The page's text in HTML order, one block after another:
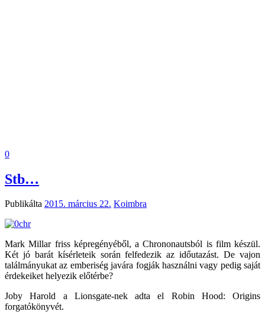
0
Stb…
Publikálta 2015. március 22. Koimbra
Mark Millar friss képregényéből, a Chrononautsból is film készül.
Két jó barát kísérleteik során felfedezik az időutazást. De vajon
találmányukat az emberiség javára fogják használni vagy pedig saját
érdekeiket helyezik előtérbe?
Joby Harold a Lionsgate-nek adta el Robin Hood: Origins
forgatókönyvét.